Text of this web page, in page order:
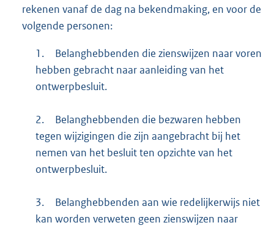
rekenen vanaf de dag na bekendmaking, en voor de
volgende personen:
1.
Belanghebbenden die zienswijzen naar voren
hebben gebracht naar aanleiding van het
ontwerpbesluit.
2.
Belanghebbenden die bezwaren hebben
tegen wijzigingen die zijn aangebracht bij het
nemen van het besluit ten opzichte van het
ontwerpbesluit.
3.
Belanghebbenden aan wie redelijkerwijs niet
kan worden verweten geen zienswijzen naar